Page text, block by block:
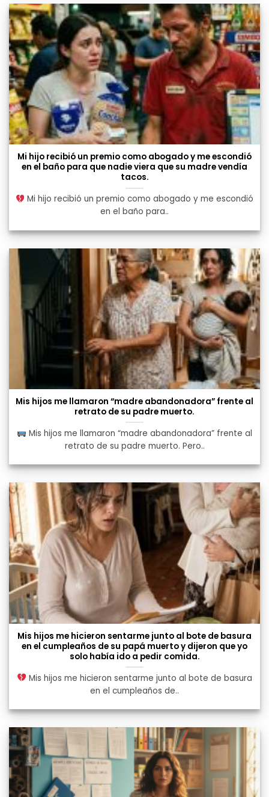
Mi hijo recibió un premio como abogado y me escondió
en el baño para que nadie viera que su madre vendía
tacos.
Mi hijo recibió un premio como abogado y me escondió
en el baño para..
Mis hijos me llamaron “madre abandonadora” frente al
retrato de su padre muerto.
Mis hijos me llamaron “madre abandonadora” frente al
retrato de su padre muerto. Pero..
Mis hijos me hicieron sentarme junto al bote de basura
en el cumpleaños de su papá muerto y dijeron que yo
solo había ido a pedir comida.
Mis hijos me hicieron sentarme junto al bote de basura
en el cumpleaños de..